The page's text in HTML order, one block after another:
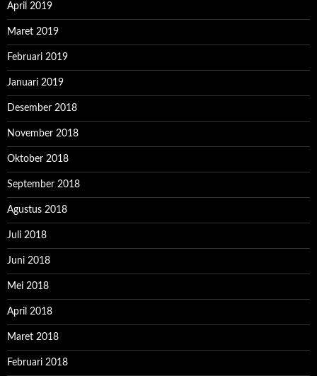
April 2019
Maret 2019
Februari 2019
Januari 2019
Desember 2018
November 2018
Oktober 2018
September 2018
Agustus 2018
Juli 2018
Juni 2018
Mei 2018
April 2018
Maret 2018
Februari 2018